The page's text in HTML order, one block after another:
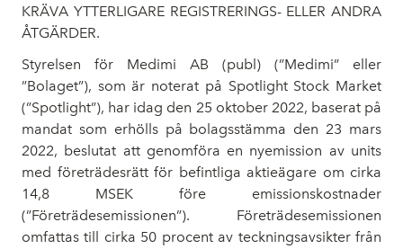
KRÄVA YTTERLIGARE REGISTRERINGS- ELLER ANDRA
ÅTGÄRDER.
Styrelsen för Medimi AB (publ) (”Medimi” eller
”Bolaget”), som är noterat på Spotlight Stock Market
(”Spotlight”), har idag den 25 oktober 2022, baserat på
mandat som erhölls på bolagsstämma den 23 mars
2022, beslutat att genomföra en nyemission av units
med företrädesrätt för befintliga aktieägare om cirka
14,8 MSEK före emissionskostnader
(”Företrädesemissionen”). Företrädesemissionen
omfattas till cirka 50 procent av teckningsavsikter från